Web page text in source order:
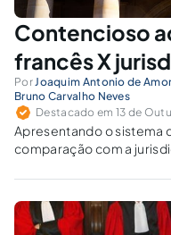
Contencioso
francês X
PorJoaquim Antonio de
Bruno Carvalho Neves
Destacado em 13 de
Apresentando o sistema
comparação com a
célere e efetiva.